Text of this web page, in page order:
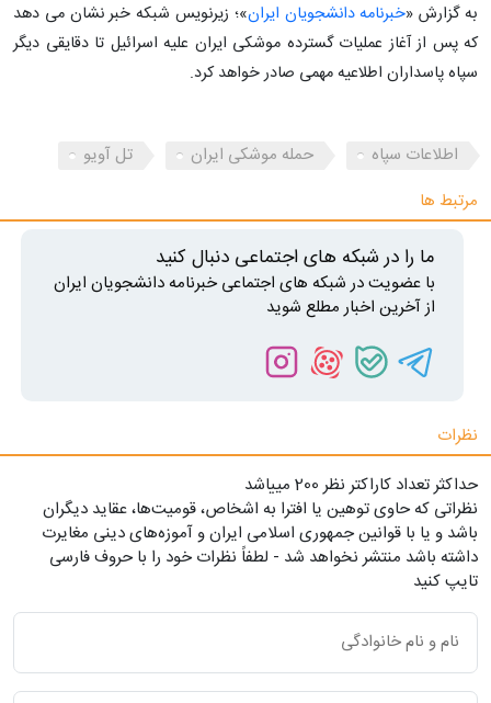
به گزارش «خبرنامه دانشجویان ایران»؛ زیرنویس شبکه خبر نشان می دهد
که پس از آغاز عملیات گسترده موشکی ایران علیه اسرائیل تا دقایقی دیگر
سپاه پاسداران اطلاعیه مهمی صادر خواهد کرد.
اطلاعات سپاه حمله موشکی ایران
تل آویو
مرتبط ها
ما را در شبکه های اجتماعی دنبال کنید
با عضویت در شبکه های اجتماعی خبرنامه دانشجویان ایران
از آخرین اخبار مطلع شوید
نظرات
حداکثر تعداد کاراکتر نظر 200 ميياشد
نظراتی که حاوی توهین یا افترا به اشخاص، قومیت‌ها، عقاید دیگران
باشد و یا با قوانین جمهوری اسلامی ایران و آموزه‌های دینی مغایرت
داشته باشد منتشر نخواهد شد - لطفاً نظرات خود را با حروف فارسی
تایپ کنید